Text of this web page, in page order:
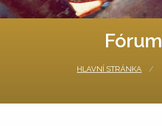
Fórum
HLAVNÍ STRÁNKA